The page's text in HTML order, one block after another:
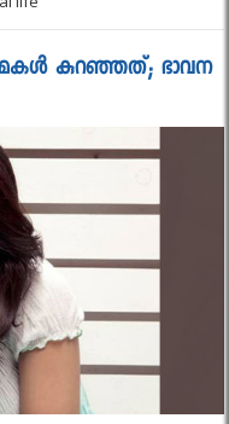
കുറഞ്ഞത്; ഭാവന